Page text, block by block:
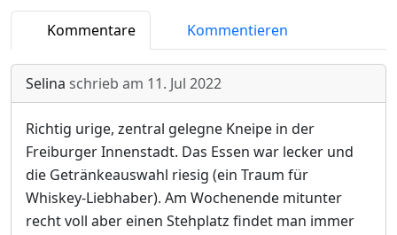
Kommentare Kommentieren
Selina schrieb am 11. Jul 2022
Richtig urige, zentral gelegne Kneipe in der
Freiburger Innenstadt. Das Essen war lecker und
die Getränkeauswahl riesig (ein Traum für
Whiskey-Liebhaber). Am Wochenende mitunter
recht voll aber einen Stehplatz findet man immer